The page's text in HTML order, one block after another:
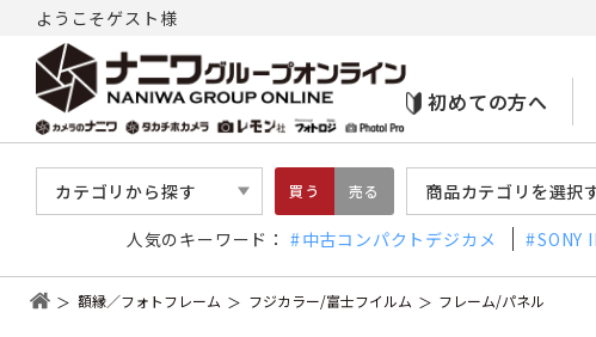
ようこそゲスト様
初めての方へ
カテゴリから探す 買う 売る 商品カテゴリを選択
人気のキーワード： 中古コンパクトデジカメ SONY
額縁／フォトフレーム フジカラー/富士フイルム フレーム/パネル